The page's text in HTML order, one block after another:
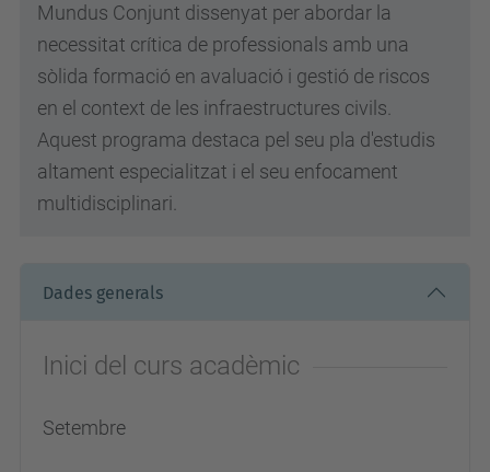
Mundus Conjunt dissenyat per abordar la
necessitat crítica de professionals amb una
sòlida formació en avaluació i gestió de riscos
en el context de les infraestructures civils.
Aquest programa destaca pel seu pla d'estudis
altament especialitzat i el seu enfocament
multidisciplinari.
Dades generals
Inici del curs acadèmic
Setembre